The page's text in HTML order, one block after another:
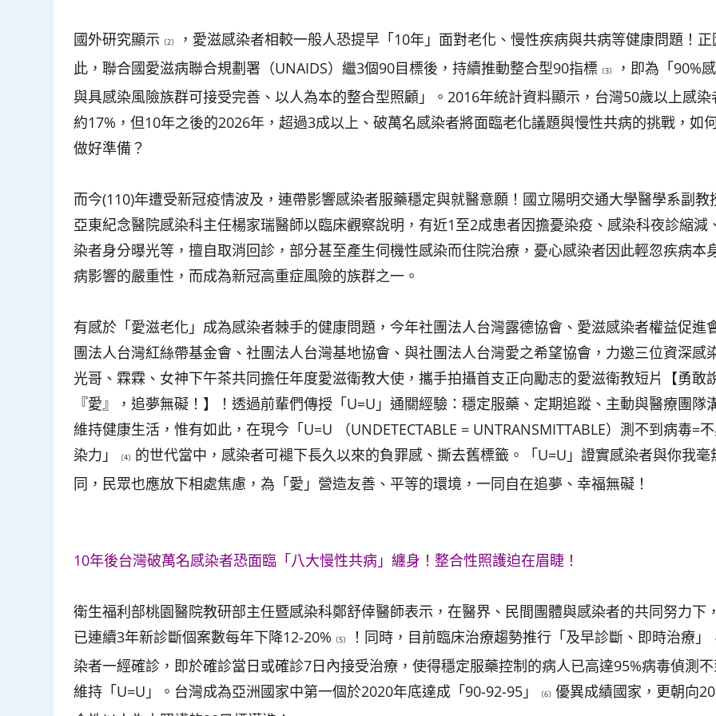
國外研究顯示 〔2〕
，愛滋感染者相較一般人恐提早「10年」面對老化、慢性疾病與共病等健康問題！
此，聯合國愛滋病聯合規劃署（UNAIDS）繼3個90目標後，持續推動整合型90指標 〔3〕
，即為「90%
與具感染風險族群可接受完善、以人為本的整合型照顧」。2016年統計資料顯示，台灣50歲以上感染
約17%，但10年之後的2026年，超過3成以上、破萬名感染者將面臨老化議題與慢性共病的挑戰，如
做好準備？
而今(110)年遭受新冠疫情波及，連帶影響感染者服藥穩定與就醫意願！國立陽明交通大學醫學系副教
亞東紀念醫院感染科主任楊家瑞醫師以臨床觀察說明，有近1至2成患者因擔憂染疫、感染科夜診縮減
染者身分曝光等，擅自取消回診，部分甚至產生伺機性感染而住院治療，憂心感染者因此輕忽疾病本
病影響的嚴重性，而成為新冠高重症風險的族群之一。
有感於「愛滋老化」成為感染者棘手的健康問題，今年社團法人台灣露德協會、愛滋感染者權益促進
團法人台灣紅絲帶基金會、社團法人台灣基地協會、與社團法人台灣愛之希望協會，力邀三位資深感
光哥、霖霖、女神下午茶共同擔任年度愛滋衛教大使，攜手拍攝首支正向勵志的愛滋衛教短片【勇敢
『愛』，追夢無礙！】！透過前輩們傳授「U=U」通關經驗：穩定服藥、定期追蹤、主動與醫療團隊
維持健康生活，惟有如此，在現今「U=U （UNDETECTABLE = UNTRANSMITTABLE）測不到病毒=
染力」
〔4〕 的世代當中，感染者可褪下長久以來的負罪感、撕去舊標籤。「U=U」證實感染者與你我毫
同，民眾也應放下相處焦慮，為「愛」營造友善、平等的環境，一同自在追夢、幸福無礙！
10年後台灣破萬名感染者恐面臨「八大慢性共病」纏身！整合性照護迫在眉睫！
衛生福利部桃園醫院教研部主任暨感染科鄭舒倖醫師表示，在醫界、民間團體與感染者的共同努力下
已連續3年新診斷個案數每年下降12-20% 〔5〕
！同時，目前臨床治療趨勢推行「及早診斷、即時治療」
染者一經確診，即於確診當日或確診7日內接受治療，使得穩定服藥控制的病人已高達95%病毒偵測
維持「U=U」。台灣成為亞洲國家中第一個於2020年底達成「90-92-95」
〔6〕優異成績國家，更朝向